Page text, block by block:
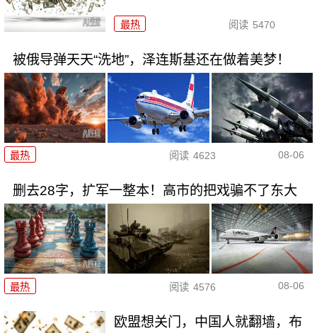
最热 阅读 5470
被俄导弹天天“洗地”，泽连斯基还在做着美梦！
最热 阅读 4623 08-06
删去28字，扩军一整本！高市的把戏骗不了东大
最热 阅读 4576 08-06
欧盟想关门，中国人就翻墙，布